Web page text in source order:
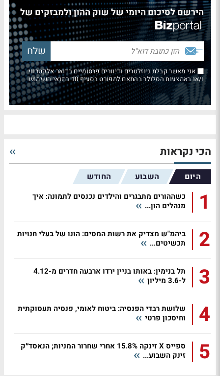
הירשם לסיכום היומי של שוק ההון ולמבזקים של
אני מאשר קבלת ניוזלטרים ודיוורים פרסומיים בדואר אלקטרוני
ו/או באמצעות הסלולר בהתאם למפורט בסעיף 10 בתנאי השימוש
הכי נקראות
היום השבוע החודש
1
כשההורים מתבגרים והילדים נכנסים לתמונה: איך
מנהלים הון...
2
ביהמ"ש מצדיק את רשות המסים: הונו של בעלי חנויות
תכשיטים...
3
תל בנימין: באותו בניין ירדו ארבעה חדרים מ-4.12
ל-3.6 מיליון
4
שלושת רבדי הפנסיה: ביטוח לאומי, פנסיה תעסוקתית
וחיסכון פרטי
5
ספייס X זינקה 15.8% אחרי שחרור המניות; הנאסד״ק
זינק השבוע...